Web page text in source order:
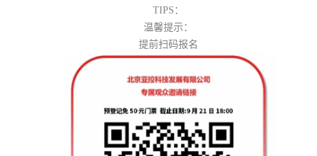
TIPS：
温馨提示：
提前扫码报名